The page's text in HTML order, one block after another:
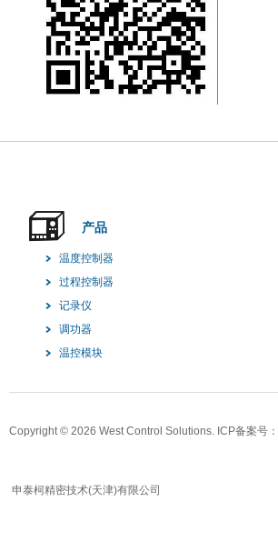
产品
温度控制器
过程控制器
记录仪
调功器
温控模块
Copyright © 2026 West Control Solutions. ICP备案号：
申泰柯精密技术(天津)有限公司